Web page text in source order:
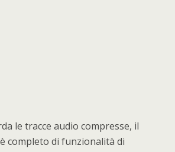
le tracce audio compresse, il
completo di funzionalità di